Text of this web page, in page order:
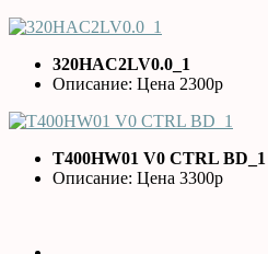
320HAC2LV0.0_1
Описание: Цена 2300р
T400HW01 V0 CTRL BD_1
Описание: Цена 3300р